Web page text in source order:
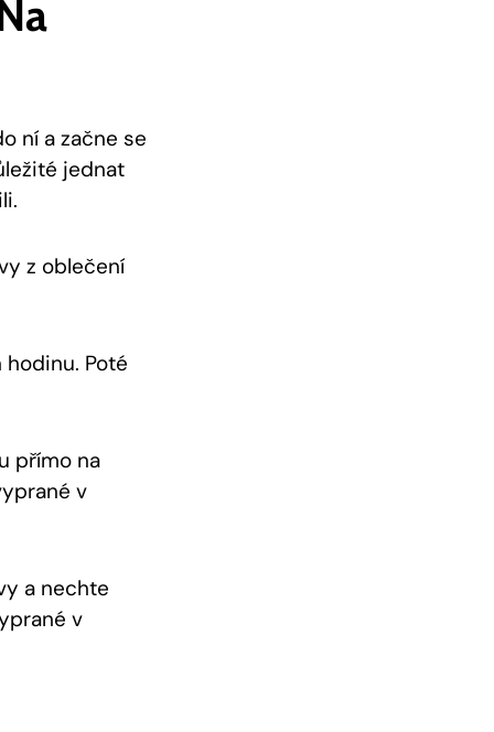
ní a začne se
jednat
z oblečení
Poté
přímo na
v
a nechte
v